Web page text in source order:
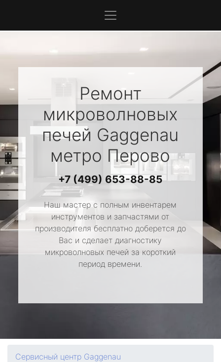
Ремонт
микроволновых
печей Gaggenau
метро Перово
+7 (499) 653-88-85
Наш мастер с полным инвентарем
инструментов и запчастями от
производителя бесплатно доберется до
Вас и сделает диагностику
микроволновых печей за короткий
период времени.
Сервисный центр Gaggenau